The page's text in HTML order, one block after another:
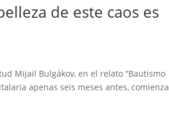
de este caos es
Mijail Bulgákov, en el relato “Bautismo
apenas seis meses antes, comienza